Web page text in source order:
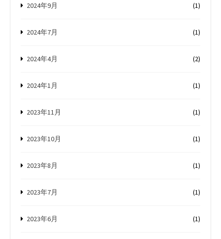
2024年9月 (1)
2024年7月 (1)
2024年4月 (2)
2024年1月 (1)
2023年11月 (1)
2023年10月 (1)
2023年8月 (1)
2023年7月 (1)
2023年6月 (1)